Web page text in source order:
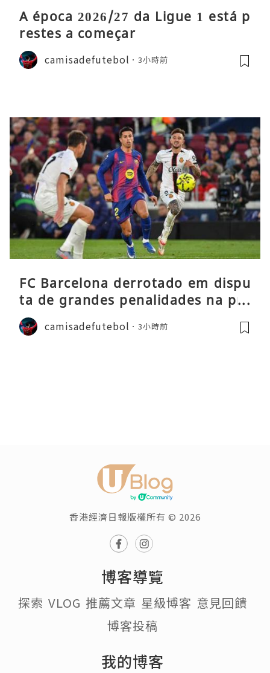
A época 2026/27 da Ligue 1 está p
restes a começar
camisadefutebol 3小時前
FC Barcelona derrotado em dispu
ta de grandes penalidades na pré
-época
camisadefutebol 3小時前
香港經濟日報版權所有 © 2026
博客導覽
探索 VLOG 推薦文章 星級博客 意見回饋
博客投稿
我的博客